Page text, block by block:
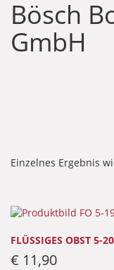
Bösch
GmbH
Einzelnes Ergebnis
FLÜSSIGES OBST 5-
€ 11,90